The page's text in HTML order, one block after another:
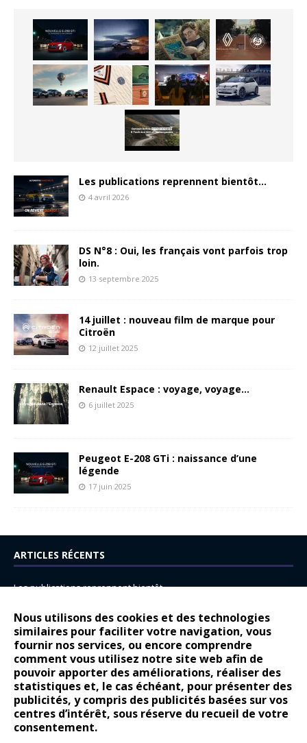
Nous utilisons des cookies et des technologies
similaires pour faciliter votre navigation, vous
fournir nos services, ou encore comprendre
comment vous utilisez notre site web afin de
pouvoir apporter des améliorations, réaliser des
statistiques et, le cas échéant, pour présenter des
publicités, y compris des publicités basées sur vos
centres d’intérêt, sous réserve du recueil de votre
consentement.
Les publications reprennent bientôt…
4 avril 2026
DS N°8 : Oui, les français vont parfois trop
loin.
13 septembre 2025
14 juillet : nouveau film de marque pour
Citroën
12 juillet 2025
Renault Espace : voyage, voyage…
6 juillet 2025
Peugeot E-208 GTi : naissance d’une
légende
17 juin 2025
ARTICLES RÉCENTS
Les publications reprennent bientôt…
14 juillet : nouveau film de marque pour Citroën
Renault Espace : voyage, voyage…
Peugeot E-208 GTi : naissance d’une légende
COMMENTAIRES RÉCENTS
Bernard Dardartdans